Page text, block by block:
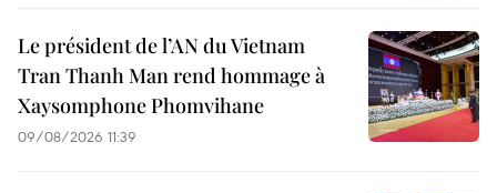
Le président de l’AN du Vietnam
Tran Thanh Man rend hommage à
Xaysomphone Phomvihane
09/08/2026 11:39